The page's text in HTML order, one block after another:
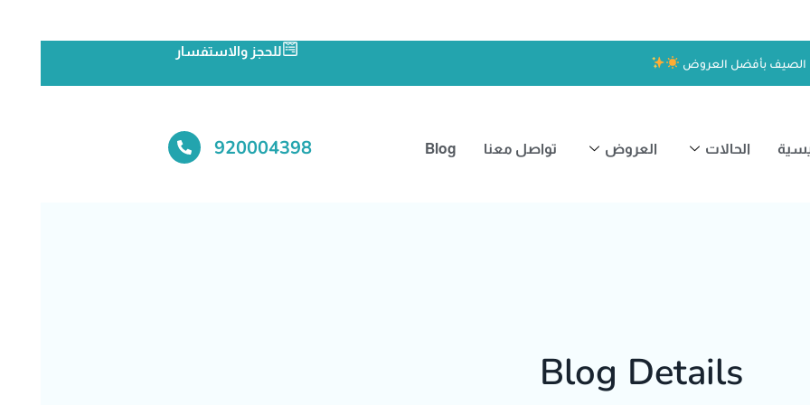
الصيف بأفضل العروض
للحجز والاستفسار
الحالات العروض تواصل معنا Blog
920004398
Blog Details